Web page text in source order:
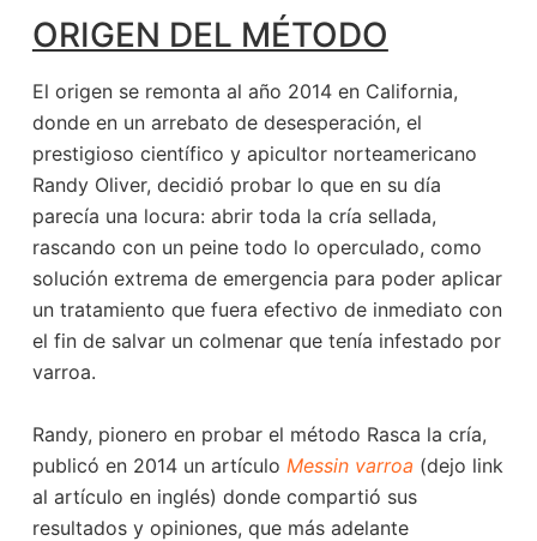
ORIGEN DEL MÉTODO
El origen se remonta al año 2014 en California,
donde en un arrebato de desesperación, el
prestigioso científico y apicultor norteamericano
Randy Oliver, decidió probar lo que en su día
parecía una locura: abrir toda la cría sellada,
rascando con un peine todo lo operculado, como
solución extrema de emergencia para poder aplicar
un tratamiento que fuera efectivo de inmediato con
el fin de salvar un colmenar que tenía infestado por
varroa.
Randy, pionero en probar el método Rasca la cría,
publicó en 2014 un artículo Messin varroa (dejo link
al artículo en inglés) donde compartió sus
resultados y opiniones, que más adelante